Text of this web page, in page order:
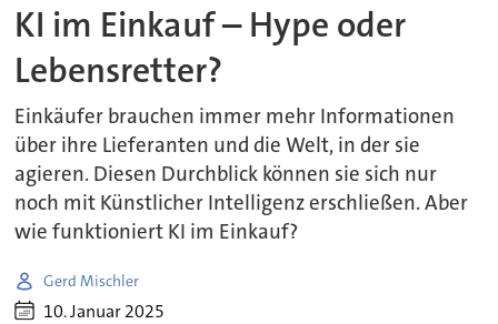
KI im Einkauf – Hype oder
Lebensretter?
Einkäufer brauchen immer mehr Informationen
über ihre Lieferanten und die Welt, in der sie
agieren. Diesen Durchblick können sie sich nur
noch mit Künstlicher Intelligenz erschließen. Aber
wie funktioniert KI im Einkauf?
Gerd Mischler
10. Januar 2025